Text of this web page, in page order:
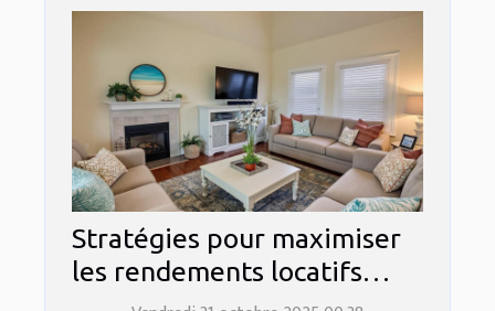
Stratégies pour maximiser
les rendements locatifs
saisonniers